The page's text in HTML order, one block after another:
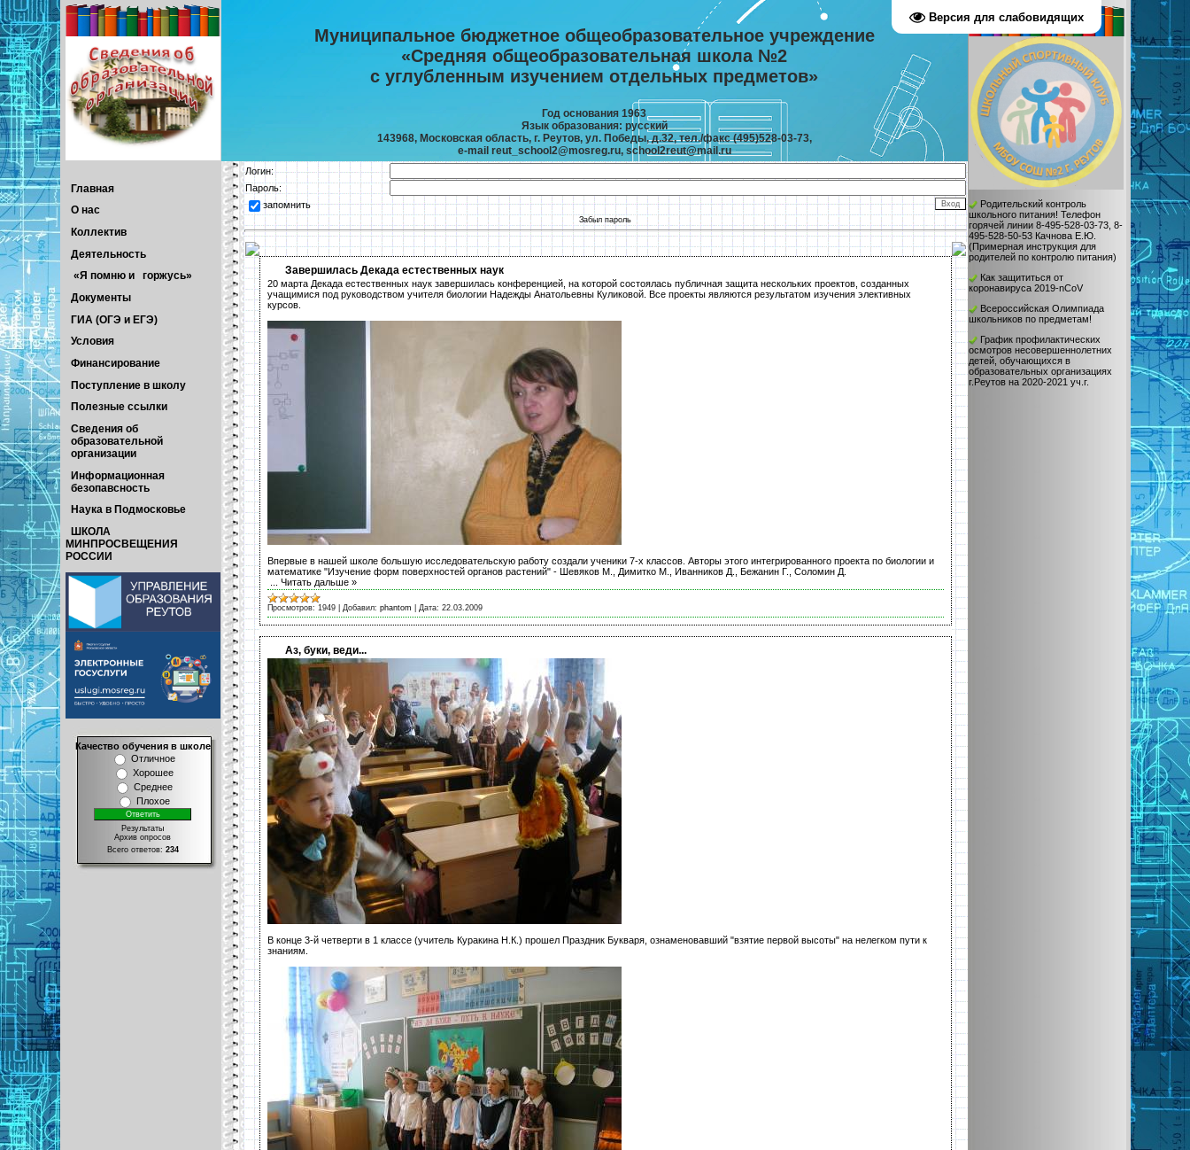
Версия для слабовидящих
Муниципальное бюджетное общеобразовательное учреждение
«Средняя общеобразовательная школа №2
с углубленным изучением отдельных предметов»
Год основания 1963
Язык образования: русский
143968, Московская область, г. Реутов, ул. Победы, д.32, тел./факс (495)528-03-73,
e-mail reut_school2@mosreg.ru, school2reut@mail.ru
Родительский контроль
школьного питания! Телефон
горячей линии 8-495-528-03-73, 8-
495-528-50-53 Качнова Е.Ю.
(Примерная инструкция для
родителей по контролю питания)
Как защититься от
коронавируса 2019-nCoV
Всероссийская Олимпиада
школьников по предметам!
График профилактических
осмотров несовершеннолетних
детей, обучающихся в
образовательных организациях
г.Реутов на 2020-2021 уч.г.
Главная
О нас
Коллектив
Деятельность
«Я помню и горжусь»
Документы
ГИА (ОГЭ и ЕГЭ)
Условия
Финансирование
Поступление в школу
Полезные ссылки
Сведения об
образовательной
организации
Информационная
безопавсность
Наука в Подмосковье
ШКОЛА
МИНПРОСВЕЩЕНИЯ
РОССИИ
Качество обучения в школе
Отличное
Хорошее
Среднее
Плохое
Результаты
Архив опросов
Всего ответов: 234
Логин:
Пароль:
запомнить
Забыл пароль
Завершилась Декада естественных наук
20 марта Декада естественных наук завершилась конференцией, на которой состоялась публичная защита нескольких проектов, созданных
учащимися под руководством учителя биологии Надежды Анатольевны Куликовой. Все проекты являются результатом изучения элективных
курсов.
Впервые в нашей школе большую исследовательскую работу создали ученики 7-х классов. Авторы этого интегрированного проекта по биологии и
математике "Изучение форм поверхностей органов растений" - Шевяков М., Димитко М., Иванников Д., Бежанин Г., Соломин Д.
Читать дальше »
Просмотров: 1949 Добавил: phantom Дата: 22.03.2009
Аз, буки, веди...
В конце 3-й четверти в 1 классе (учитель Куракина Н.К.) прошел Праздник Букваря, ознаменовавший "взятие первой высоты" на нелегком пути к
знаниям.